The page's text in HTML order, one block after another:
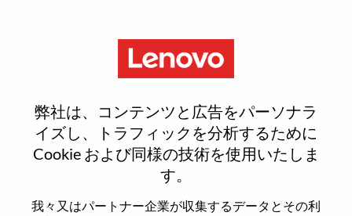
弊社は、コンテンツと広告をパーソナラ
イズし、トラフィックを分析するために
Cookie および同様の技術を使用いたしま
す。
我々又はパートナー企業が収集するデータとその利
Reset password
本当にパスワードをリセットします